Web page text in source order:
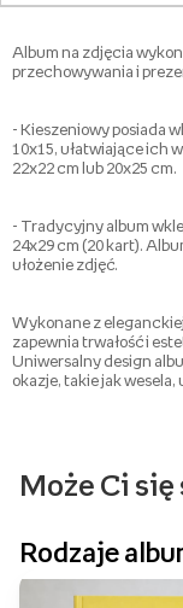
Album na zdjęcia
przechowywania i
- Kieszeniowy posiada
10x15, ułatwiające ich
22x22 cm lub 20x25 cm.
- Tradycyjny album
24x29 cm (20 kart).
ułożenie zdjęć.
Wykonane z
zapewnia trwałość i
Uniwersalny design
okazje, takie jak
Może Ci się
Rodzaje